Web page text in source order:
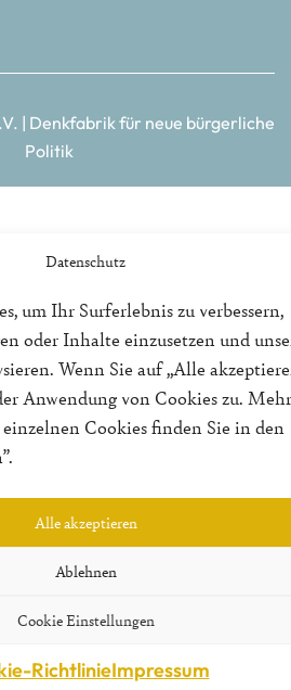
Datenschutz
um Ihr Surferlebnis zu verbessern,
oder Inhalte einzusetzen und
Wenn Sie auf „Alle
Anwendung von Cookies zu. Mehr
Cookies finden Sie in den
Alle akzeptieren
Ablehnen
Cookie Einstellungen
RichtlinieImpressum
| Denkfabrik für neue bürgerliche
Politik